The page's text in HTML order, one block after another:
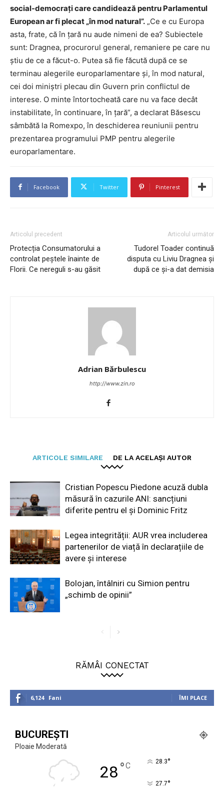
social-democraţi care candidează pentru Parlamentul
European ar fi plecat „în mod natural”. „Ce e cu Europa
asta, frate, că în ţară nu aude nimeni de ea? Subiectele
sunt: Dragnea, procurorul general, remaniere pe care nu
ştiu de ce a făcut-o. Putea să fie făcută după ce se
terminau alegerile europarlamentare şi, în mod natural,
cei doi miniştri plecau din Guvern prin conflictul de
interese. O minte întortocheată care nu va face decât
instabilitate, în continuare, în ţară”, a declarat Băsescu
sâmbătă la Romexpo, în deschiderea reuniunii pentru
prezentarea programului PMP pentru alegerile
europarlamentare.
Facebook Twitter Pinterest
Articolul precedent
Protecția Consumatorului a
controlat peștele înainte de
Florii. Ce nereguli s-au găsit
Articolul următor
Tudorel Toader continuă
disputa cu Liviu Dragnea și
după ce și-a dat demisia
Adrian Bărbulescu
http://www.zin.ro
ARTICOLE SIMILARE DE LA ACELAȘI AUTOR
Cristian Popescu Piedone acuză dubla
măsură în cazurile ANI: sancțiuni
diferite pentru el și Dominic Fritz
Legea integrității: AUR vrea includerea
partenerilor de viață în declarațiile de
avere și interese
Bolojan, întâlniri cu Simion pentru
„schimb de opinii”
RĂMÂI CONECTAT
6,124 Fani ÎMI PLACE
BUCUREȘTI
Ploaie Moderată
28°C 28.3°
27.7°